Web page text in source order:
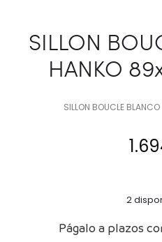
SILLON
HANKO
SILLON BOUCLE
2
Págalo a plazos